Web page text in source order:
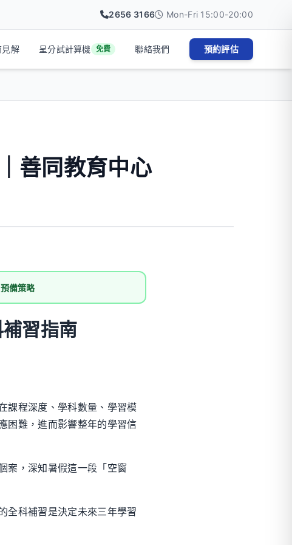
2656 3166 Mon-Fri 15:00-20:00
見解 呈分試計算機 免費 聯絡我們 預約評估
善同教育中心
備策略
習指南
課程深度、學科數量、學習模
困難，進而影響整年的學習信
案，深知暑假這一段「空窗
全科補習是決定未來三年學習